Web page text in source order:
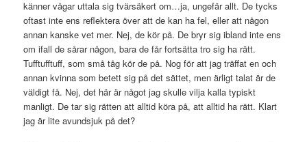
känner vågar uttala sig tvärsäkert om…ja, ungefär allt. De tycks
oftast inte ens reflektera över att de kan ha fel, eller att någon
annan kanske vet mer. Nej, de kör på. De bryr sig ibland inte ens
om ifall de sårar någon, bara de får fortsätta tro sig ha rätt.
Tufftufftuff, som små tåg kör de på. Nog för att jag träffat en och
annan kvinna som betett sig på det sättet, men ärligt talat är de
väldigt få. Nej, det här är något jag skulle vilja kalla typiskt
manligt. De tar sig rätten att alltid köra på, att alltid ha rätt. Klart
jag är lite avundsjuk på det?